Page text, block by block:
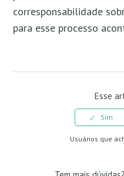
corresponsabilidade
para esse processo
Esse
Usuários que